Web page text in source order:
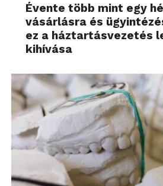
Évente több mint egy
vásárlásra és
ez a háztartásvezetés
kihívása